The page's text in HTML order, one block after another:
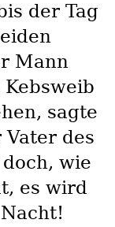
der Tag
Mann
sagte
des
wie
es wird